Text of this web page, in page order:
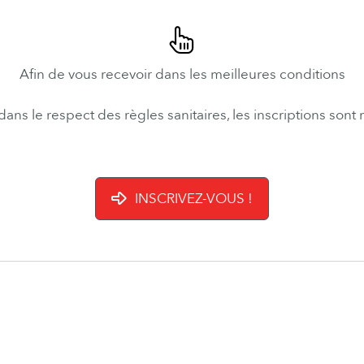
Afin de vous recevoir dans les meilleures conditions
le respect des règles sanitaires, les inscriptions sont
INSCRIVEZ-VOUS !